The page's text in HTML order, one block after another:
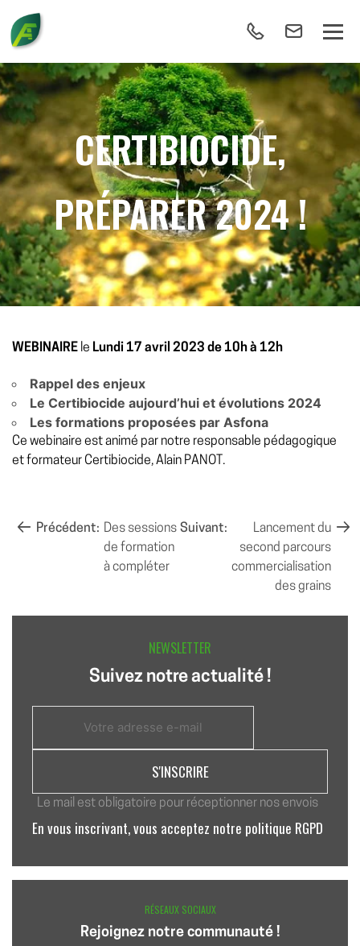
CERTIBIOCIDE,
PRÉPARER 2024 !
WEBINAIRE le Lundi 17 avril 2023 de 10h à 12h
Rappel des enjeux
Le Certibiocide aujourd’hui et évolutions 2024
Les formations proposées par Asfona
Ce webinaire est animé par notre responsable pédagogique
et formateur Certibiocide, Alain PANOT.
NAVIGATION
Précédent: Des sessions
de formation
à compléter
Suivant:
Lancement du
second parcours
commercialisation
des grains
NEWSLETTER
Suivez notre actualité !
Le mail est obligatoire pour réceptionner nos envois
En vous inscrivant, vous acceptez notre politique RGPD
RÉSEAUX SOCIAUX
Rejoignez notre communauté !